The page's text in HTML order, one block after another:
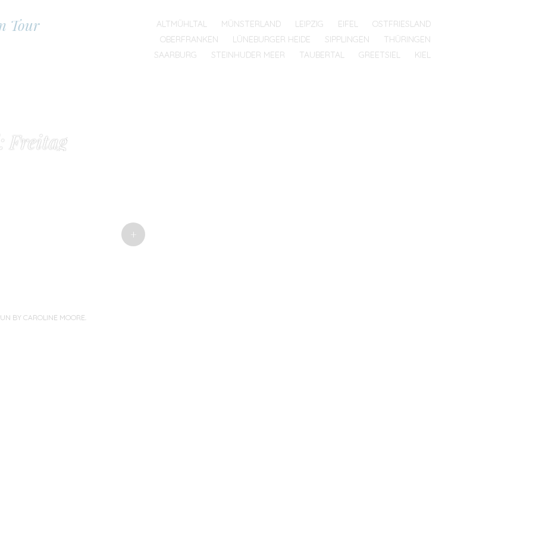
Tour
MENU
SKIP TO CONTENT
ALTMÜHLTAL MÜNSTERLAND LEIPZIG EIFEL
OSTFRIESLAND
OBERFRANKEN
LÜNEBURGER HEIDE SIPPLINGEN
THÜRINGEN
SAARBURG
STEINHUDER MEER TAUBERTAL GREETSIEL KIEL
Freitag
+
BYCAROLINE MOORE.